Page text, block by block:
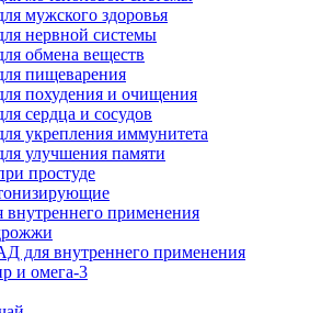
мужского здоровья
нервной системы
обмена веществ
пищеварения
похудения и очищения
сердца и сосудов
укрепления иммунитета
улучшения памяти
простуде
внутреннего применения
для внутреннего применения
и омега-3